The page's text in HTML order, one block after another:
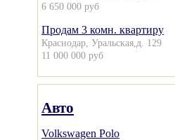
6 650 000 руб
Продам 3 комн. квартиру
Краснодар, Уральская,д. 129
11 000 000 руб
Авто
Volkswagen Polo